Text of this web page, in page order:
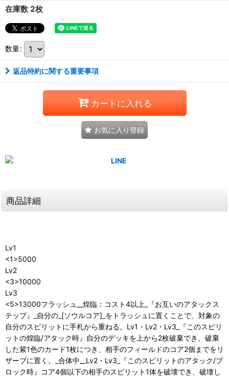
在庫数 2枚
数量:
返品特約に関する重要事項
カートに入れる
お気に入り登録
商品詳細
Lv1
<1>5000
Lv2
<3>10000
Lv3
<5>13000フラッシュ__煌臨：コスト4以上_『お互いのアタックス
テップ』_自分の_[ソウルコア]_をトラッシュに置くことで、対象の
自分のスピリットに手札から重ねる。Lv1・Lv2・Lv3_『このスピリ
ットの煌臨/アタック時』自分のデッキを上から2枚破棄でき、破棄
した紫1色のカード1枚につき、相手のフィールドのコア2個までをリ
ザーブに置く。_合体中__Lv2・Lv3_『このスピリットのアタック/ブ
ロック時』コア4個以下の相手のスピリット1体を破壊でき、破壊し